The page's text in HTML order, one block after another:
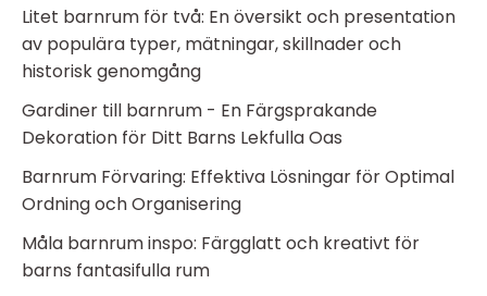
Litet barnrum för två: En översikt och presentation
av populära typer, mätningar, skillnader och
historisk genomgång
Gardiner till barnrum - En Färgsprakande
Dekoration för Ditt Barns Lekfulla Oas
Barnrum Förvaring: Effektiva Lösningar för Optimal
Ordning och Organisering
Måla barnrum inspo: Färgglatt och kreativt för
barns fantasifulla rum